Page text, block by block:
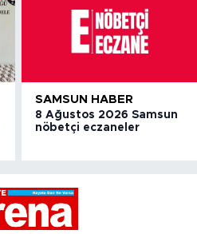
SAMSUN HABER
8 Ağustos 2026 Samsun
nöbetçi eczaneler